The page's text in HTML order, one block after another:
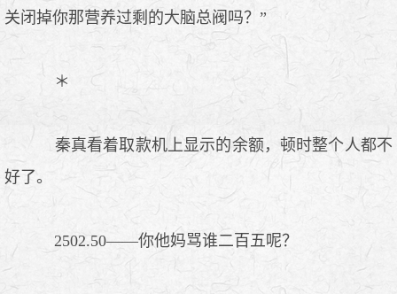
关闭掉你那营养过剩的大脑总阀吗？”
＊
秦真看着取款机上显示的余额，顿时整个人都不
好了。
2502.50——你他妈骂谁二百五呢？